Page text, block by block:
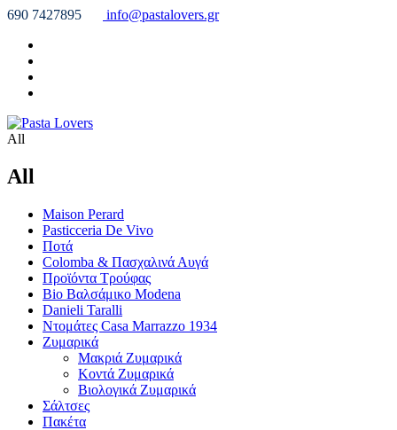
690 7427895 info@pastalovers.gr
All
All
Maison Perard
Pasticceria De Vivo
Ποτά
Colomba & Πασχαλινά Αυγά
Προϊόντα Τρούφας
Bio Βαλσάμικο Modena
Danieli Taralli
Ντομάτες Casa Marrazzo 1934
Ζυμαρικά
Μακριά Ζυμαρικά
Κοντά Ζυμαρικά
Βιολογικά Ζυμαρικά
Σάλτσες
Πακέτα